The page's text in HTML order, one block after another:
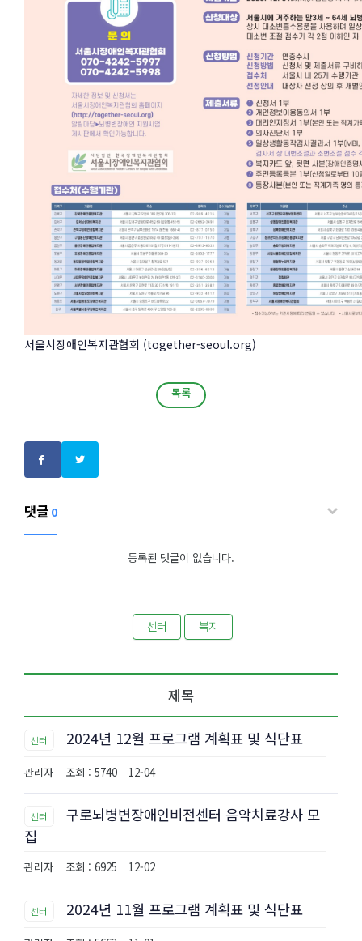
서울시장애인복지관협회 (together-seoul.org)
목록
댓글 0
등록된 댓글이 없습니다.
센터 복지
제목
센터 2024년 12월 프로그램 계획표 및 식단표
관리자 조회 : 5740 12-04
센터
구로뇌병변장애인비전센터 음악치료강사 모
집
관리자 조회 : 6925 12-02
센터 2024년 11월 프로그램 계획표 및 식단표